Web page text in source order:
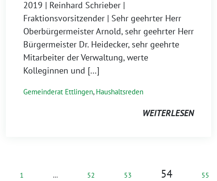
2019 | Reinhard Schrieber |
Fraktionsvorsitzender | Sehr geehrter Herr
Oberbürgermeister Arnold, sehr geehrter Herr
Bürgermeister Dr. Heidecker, sehr geehrte
Mitarbeiter der Verwaltung, werte
Kolleginnen und […]
Gemeinderat Ettlingen, Haushaltsreden
WEITERLESEN
1 … 52 53 54 55